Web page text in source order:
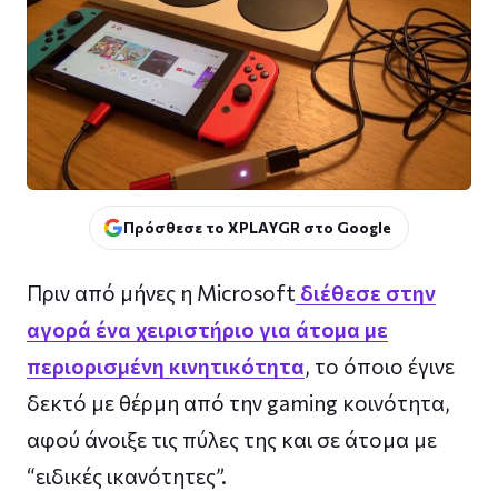
Πρόσθεσε το XPLAYGR στο Google
Πριν από μήνες η Microsoft διέθεσε στην
αγορά ένα χειριστήριο για άτομα με
περιορισμένη κινητικότητα, το όποιο έγινε
δεκτό με θέρμη από την gaming κοινότητα,
αφού άνοιξε τις πύλες της και σε άτομα με
“ειδικές ικανότητες”.